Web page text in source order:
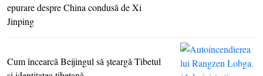
epurare despre China condusă de Xi
Jinping
Cum încearcă Beijingul să şteargă Tibetul